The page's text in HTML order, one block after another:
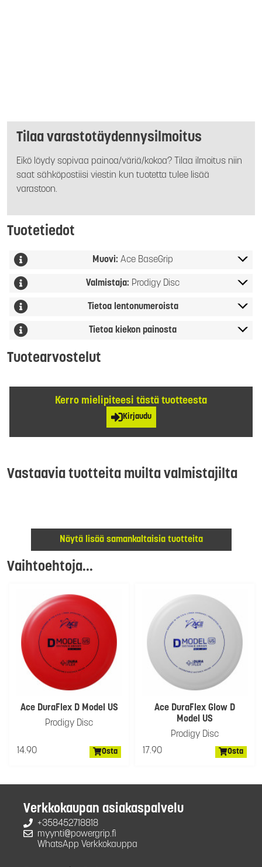
Tilaa varastotäydennysilmoitus
Eikö löydy sopivaa painoa/väriä/kokoa? Tilaa ilmoitus niin
saat sähköpostiisi viestin kun tuotetta tulee lisää
varastoon.
Tuotetiedot
Muovi: Ace BaseGrip
Valmistaja: Prodigy Disc
Tietoa lentonumeroista
Tietoa kiekon painosta
Tuotearvostelut
Kerro mielipiteesi tästä tuotteesta
Kirjaudu
Vastaavia tuotteita muilta valmistajilta
Näytä lisää samankaltaisia tuotteita
Vaihtoehtoja...
Ace DuraFlex D Model US
Prodigy Disc
14.90 Osta
Ace DuraFlex Glow D
Model US
Prodigy Disc
17.90
Osta
Verkkokaupan asiakaspalvelu
+358452718818
myynti@powergrip.fi
WhatsApp Verkkokauppa